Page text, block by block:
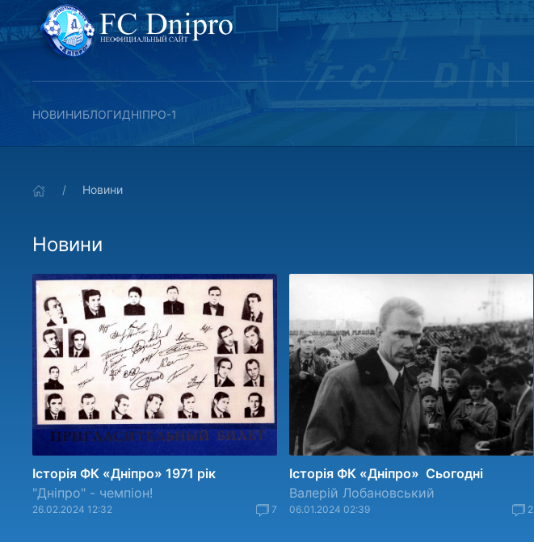
НОВИНИБЛОГИДНІПРО-1
Новини
Новини
Історія ФК «Дніпро» 1971 рік
"Дніпро" - чемпіон!
26.02.2024 12:32 7
Історія ФК «Дніпро» Сьогодні
Валерій Лобановський
06.01.2024 02:39 2